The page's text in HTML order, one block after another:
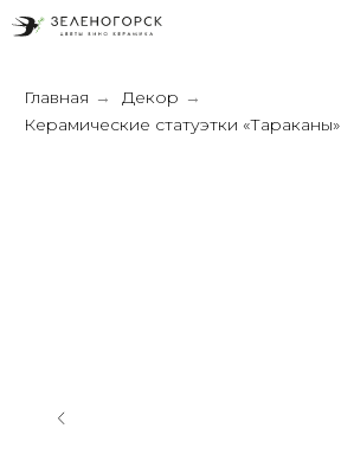
Главная → Декор →
Керамические статуэтки «Тараканы»